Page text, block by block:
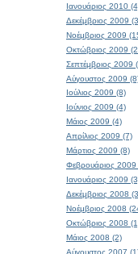
Ιανουάριος 2010
Δεκέμβριος 2009
Νοέμβριος 2009
Οκτώβριος 2009
Σεπτέμβριος 2009
Αύγουστος 2009
Ιούλιος 2009 (8)
Ιούνιος 2009 (4)
Μάιος 2009 (4)
Απρίλιος 2009 (7)
Μάρτιος 2009 (8)
Φεβρουάριος 2009
Ιανουάριος 2009
Δεκέμβριος 2008
Νοέμβριος 2008
Οκτώβριος 2008
Μάιος 2008 (2)
Αύγουστος 2007